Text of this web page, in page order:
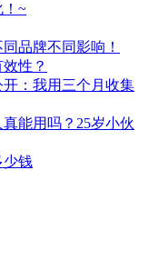
！~
品牌不同影响！
性？
：我用三个月收集
能用吗？25岁小伙
少钱